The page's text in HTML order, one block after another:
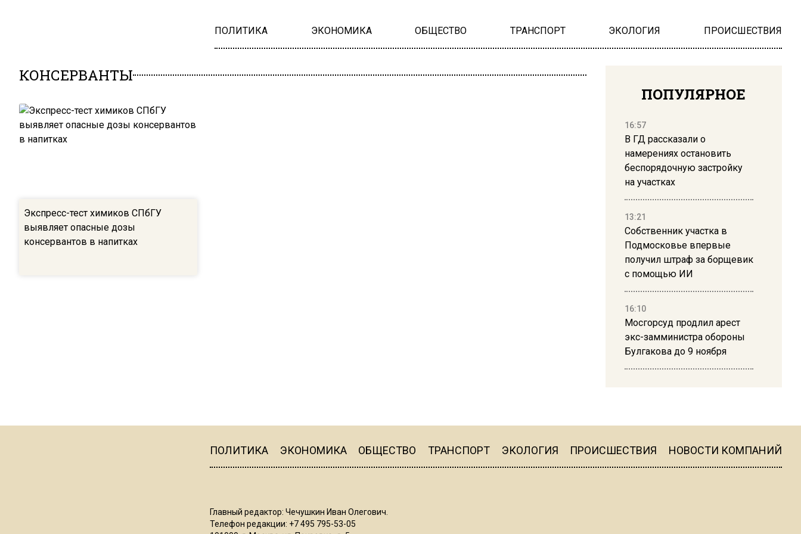
ПОЛИТИКА ЭКОНОМИКА ОБЩЕСТВО ТРАНСПОРТ ЭКОЛОГИЯ ПРОИСШЕСТВИЯ
КОНСЕРВАНТЫ
Экспресс-тест химиков СПбГУ
выявляет опасные дозы
консервантов в напитках
ПОПУЛЯРНОЕ
16:57
В ГД рассказали о
намерениях остановить
беспорядочную застройку
на участках
13:21
Собственник участка в
Подмосковье впервые
получил штраф за борщевик
с помощью ИИ
16:10
Мосгорсуд продлил арест
экс-замминистра обороны
Булгакова до 9 ноября
16:19
ПОЛИТИКА ЭКОНОМИКА ОБЩЕСТВО ТРАНСПОРТ ЭКОЛОГИЯ ПРОИСШЕСТВИЯ НОВОСТИ КОМПАНИЙ
Главный редактор: Чечушкин Иван Олегович.
Телефон редакции: +7 495 795-53-05